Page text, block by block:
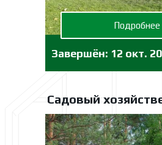
Садовый
Завершён: 12 окт.
Подробнее